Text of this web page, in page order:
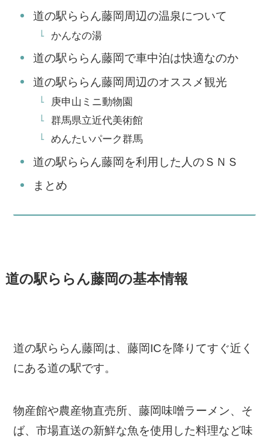
道の駅ららん藤岡周辺の温泉について
かんなの湯
道の駅ららん藤岡で車中泊は快適なのか
道の駅ららん藤岡周辺のオススメ観光
庚申山ミニ動物園
群馬県立近代美術館
めんたいパーク群馬
道の駅ららん藤岡を利用した人のＳＮＳ
まとめ
道の駅ららん藤岡の基本情報
道の駅ららん藤岡は、藤岡ICを降りてすぐ近く
にある道の駅です。
物産館や農産物直売所、藤岡味噌ラーメン、そ
ば、市場直送の新鮮な魚を使用した料理など味